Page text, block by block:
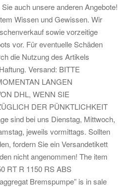
auch unsere anderen Angebote!
Wissen und Gewissen. Wir
sowie vorzeitige
vor. Für eventuelle Schäden
die Nutzung des Artikels
Versand: BITTE
LANGEN
DHL, WENN SIE
DER PÜNKTLICHKEIT
sind bei uns Dienstag, Mittwoch,
jeweils vormittags. Sollten
fordern Sie ein Versandetikett
nicht angenommen! The item
RT R 1150 RS ABS
Bremspumpe” is in sale